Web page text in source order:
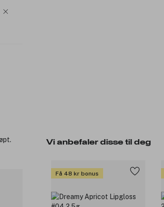
Vi anbefaler disse til deg
Få 48 kr bonus